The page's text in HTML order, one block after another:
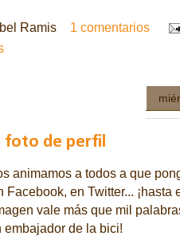
Ramis
1 comentarios
foto de perfil
animamos a todos a que
Facebook, en Twitter... ¡hasta
vale más que mil
embajador de la bici!